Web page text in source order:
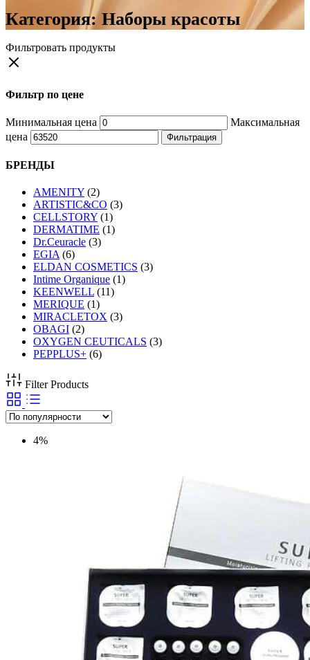
Категория:Наборы красоты
Фильтровать продукты
Фильтр по цене
Минимальная цена
Максимальная
цена
Фильтрация
БРЕНДЫ
AMENITY (2)
ARTISTIC&CO (3)
CELLSTORY (1)
DERMATIME (1)
Dr.Ceuracle (3)
EGIA (6)
ELDAN COSMETICS (3)
Intime Organique (1)
KEENWELL (11)
MERIQUE (1)
MIRACLETOX (3)
OBAGI (2)
OXYGEN CEUTICALS (3)
PEPPLUS+ (6)
Filter Products
4%